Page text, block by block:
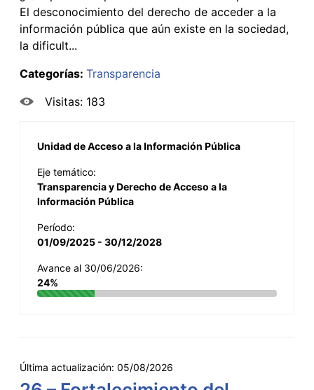
El desconocimiento del derecho de acceder a la
información pública que aún existe en la sociedad,
la dificult...
Categorías: Transparencia
Visitas: 183
Unidad de Acceso a la Información Pública
Eje temático:
Transparencia y Derecho de Acceso a la
Información Pública
Período:
01/09/2025 - 30/12/2028
Avance al 30/06/2026:
24%
Última actualización: 05/08/2026